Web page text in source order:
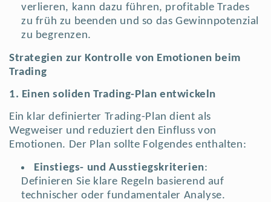
verlieren, kann dazu führen, profitable Trades
zu früh zu beenden und so das Gewinnpotenzial
zu begrenzen.
Strategien zur Kontrolle von Emotionen beim
Trading
1. Einen soliden Trading-Plan entwickeln
Ein klar definierter Trading-Plan dient als
Wegweiser und reduziert den Einfluss von
Emotionen. Der Plan sollte Folgendes enthalten:
Einstiegs- und Ausstiegskriterien:
Definieren Sie klare Regeln basierend auf
technischer oder fundamentaler Analyse.